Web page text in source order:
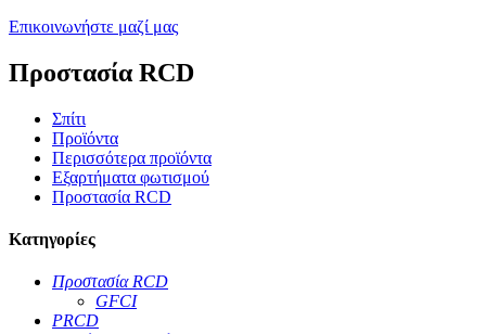
Επικοινωνήστε μαζί μας
Προστασία RCD
Σπίτι
Προϊόντα
Περισσότερα προϊόντα
Εξαρτήματα φωτισμού
Προστασία RCD
Κατηγορίες
Προστασία RCD
GFCI
PRCD